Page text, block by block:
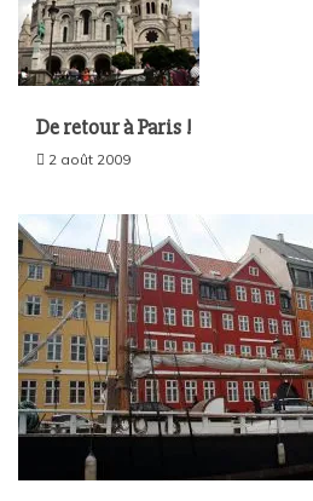
De retour à Paris !
2 août 2009